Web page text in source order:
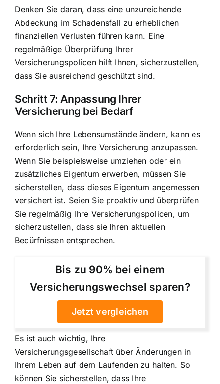
Denken Sie daran, dass eine unzureichende
Abdeckung im Schadensfall zu erheblichen
finanziellen Verlusten führen kann. Eine
regelmäßige Überprüfung Ihrer
Versicherungspolicen hilft Ihnen, sicherzustellen,
dass Sie ausreichend geschützt sind.
Schritt 7: Anpassung Ihrer
Versicherung bei Bedarf
Wenn sich Ihre Lebensumstände ändern, kann es
erforderlich sein, Ihre Versicherung anzupassen.
Wenn Sie beispielsweise umziehen oder ein
zusätzliches Eigentum erwerben, müssen Sie
sicherstellen, dass dieses Eigentum angemessen
versichert ist. Seien Sie proaktiv und überprüfen
Sie regelmäßig Ihre Versicherungspolicen, um
sicherzustellen, dass sie Ihren aktuellen
Bedürfnissen entsprechen.
Bis zu 90% bei einem
Versicherungswechsel sparen?
Jetzt vergleichen
Es ist auch wichtig, Ihre
Versicherungsgesellschaft über Änderungen in
Ihrem Leben auf dem Laufenden zu halten. So
können Sie sicherstellen, dass Ihre